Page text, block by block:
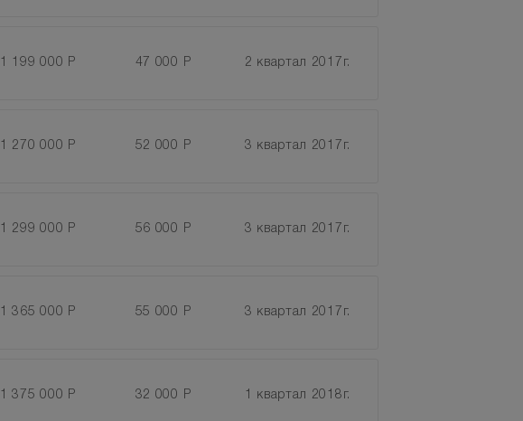
1 199 000 Р 47 000 Р 2 квартал 2017г.
1 270 000 Р 52 000 Р 3 квартал 2017г.
1 299 000 Р 56 000 Р 3 квартал 2017г.
1 365 000 Р 55 000 Р 3 квартал 2017г.
1 375 000 Р 32 000 Р 1 квартал 2018г.